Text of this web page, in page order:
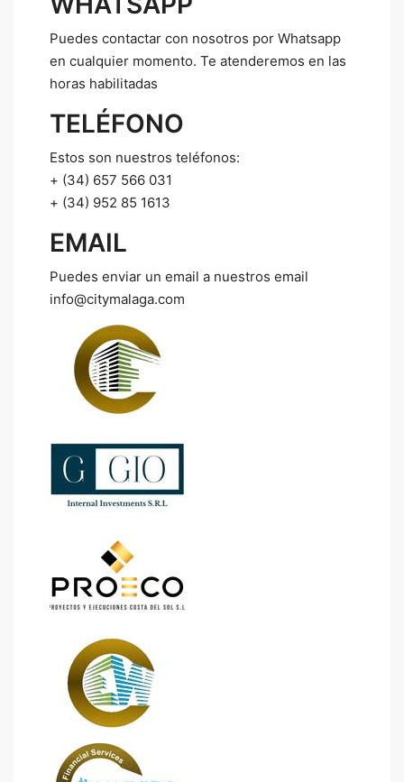
Puedes contactar con nosotros por Whatsapp
en cualquier momento. Te atenderemos en las
horas habilitadas
TELÉFONO
Estos son nuestros teléfonos:
+ (34) 657 566 031
+ (34) 952 85 1613
EMAIL
Puedes enviar un email a nuestros email
info@citymalaga.com